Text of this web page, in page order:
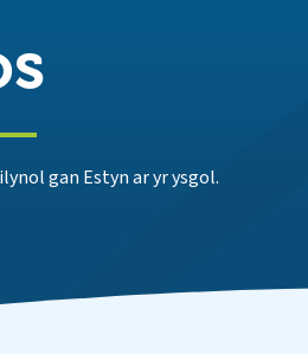
gan Estyn ar yr ysgol.